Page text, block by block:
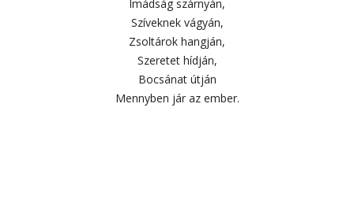
Imádság szárnyán,
Szíveknek vágyán,
Zsoltárok hangján,
Szeretet hídján,
Bocsánat útján
Mennyben jár az ember.